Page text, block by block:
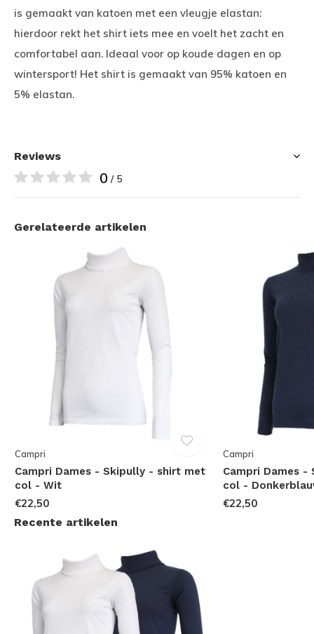
is gemaakt van katoen met een vleugje elastan:
hierdoor rekt het shirt iets mee en voelt het zacht en
comfortabel aan. Ideaal voor op koude dagen en op
wintersport! Het shirt is gemaakt van 95% katoen en
5% elastan.
Reviews
0 / 5
Gerelateerde artikelen
Campri
Campri Dames - Skipully - shirt met
col - Wit
€22,50
Campri
Campri Dames
col -
€22,50
Recente artikelen